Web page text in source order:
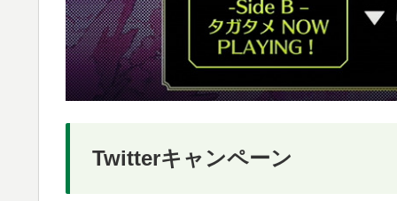
Twitterキャンペーン